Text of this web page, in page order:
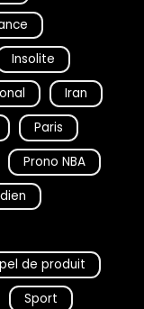
Insolite
Iran
Paris
Prono NBA
de produit
Sport